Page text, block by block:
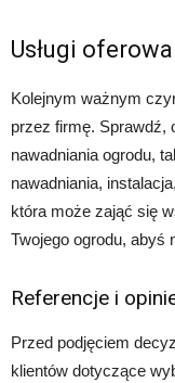
Usługi
Kolejnym ważnym
przez firmę. Sprawdź,
nawadniania ogrodu,
nawadniania,
która może zająć się
Twojego ogrodu, abyś
Referencje i
Przed podjęciem
klientów dotyczące